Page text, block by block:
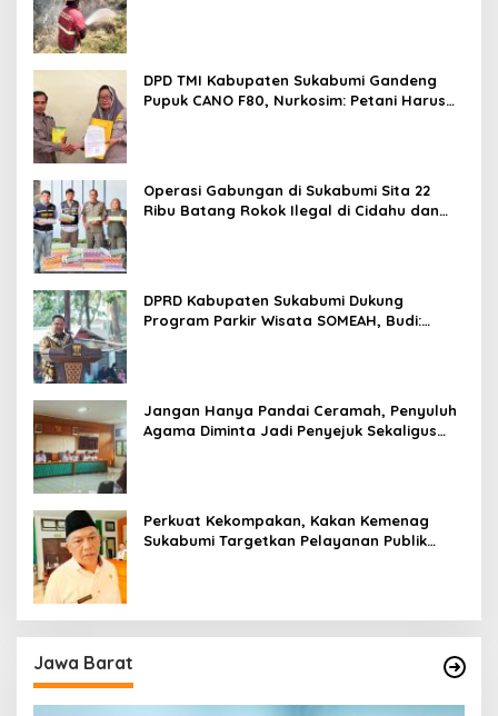
DPD TMI Kabupaten Sukabumi Gandeng
Pupuk CANO F80, Nurkosim: Petani Harus
Operasi Gabungan di Sukabumi Sita 22
Ribu Batang Rokok Ilegal di Cidahu dan
DPRD Kabupaten Sukabumi Dukung
Program Parkir Wisata SOMEAH, Budi:
Jangan Hanya Pandai Ceramah, Penyuluh
Agama Diminta Jadi Penyejuk Sekaligus
Perkuat Kekompakan, Kakan Kemenag
Sukabumi Targetkan Pelayanan Publik
Jawa Barat